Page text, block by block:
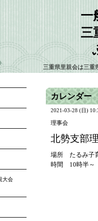
一
三
三重県里親会は三重
カレンダー
2021-03-28 (日)
理事会
北勢支部
場所 たるみ子
時間 10時半～
大会